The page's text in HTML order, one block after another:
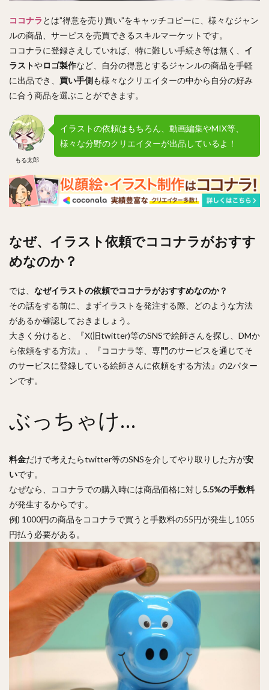
ココナラ とは”得意を売り買い”をキャッチコピーに、様々なジャン
ルの商品、サービスを売買できるスキルマーケットです。
ココナラに登録さえしていれば、特に難しい手続き等は無く、 イ
ラストやロゴ製作など、自分の得意とするジャンルの商品を手軽
に出品でき、 買い手側 も様々なクリエイターの中から自分の好み
に合う商品を選ぶことができます。
もる太郎
イラストの依頼はもちろん、動画編集やMIX等、
様々な分野のクリエイターが出品しているよ！
なぜ、イラスト依頼でココナラがおすす
めなのか？
では、 なぜイラストの依頼でココナラがおすすめなのか？
その話をする前に、まずイラストを発注する際、どのような方法
があるか確認しておきましょう。
大きく分けると、『X(旧twitter)等のSNSで絵師さんを探し、DMか
ら依頼をする方法』、『ココナラ等、専門のサービスを通じてそ
のサービスに登録している絵師さんに依頼をする方法』の2パター
ンです。
ぶっちゃけ…
料金だけで考えたらtwitter等のSNSを介してやり取りした方が安
いです。
なぜなら、ココナラでの購入時には商品価格に対し5.5%の手数料
が発生するからです。
例) 1000円の商品をココナラで買うと手数料の55円が発生し1055
円払う必要がある。